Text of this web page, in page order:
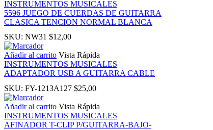
INSTRUMENTOS MUSICALES
5596 JUEGO DE CUERDAS DE GUITARRA
CLASICA TENCION NORMAL BLANCA
SKU: NW31 $12,00
Añadir al carrito Vista Rápida
INSTRUMENTOS MUSICALES
ADAPTADOR USB A GUITARRA CABLE
SKU: FY-1213A127 $25,00
Añadir al carrito Vista Rápida
INSTRUMENTOS MUSICALES
AFINADOR T-CLIP P/GUITARRA-BAJO-